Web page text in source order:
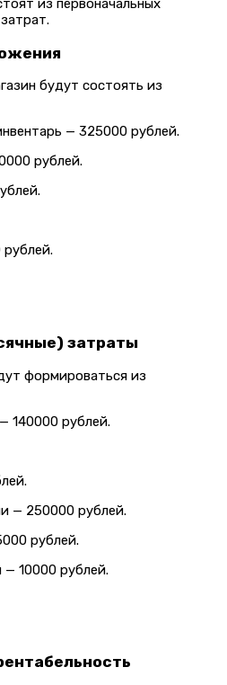
из первоначальных
будут состоять из
— 325000 рублей.
рублей.
затраты
формироваться из
140000 рублей.
— 250000 рублей.
рублей.
10000 рублей.